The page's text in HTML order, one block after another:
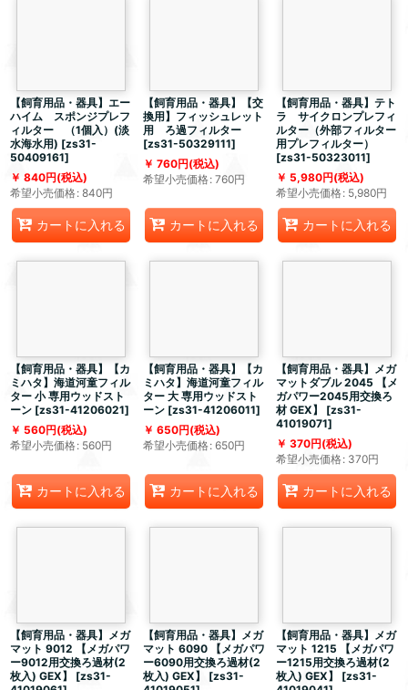
【飼育用品・器具】エー
ハイム スポンジプレフ
ィルター （1個入）(淡
水海水用) [zs31-
50409161]
840円(税込)
希望小売価格: 840円
カートに入れる
【飼育用品・器具】【交
換用】フィッシュレット
用 ろ過フィルター
[zs31-50329111]
760円(税込)
希望小売価格: 760円
カートに入れる
【飼育用品・器具】テト
ラ サイクロンプレフィ
ルター（外部フィルター
用プレフィルター）
[zs31-50323011]
5,980円(税込)
希望小売価格: 5,980円
カートに入れる
【飼育用品・器具】【カ
ミハタ】海道河童フィル
ター 小 専用ウッドスト
ーン [zs31-41206021]
560円(税込)
希望小売価格: 560円
カートに入れる
【飼育用品・器具】【カ
ミハタ】海道河童フィル
ター 大 専用ウッドスト
ーン [zs31-41206011]
650円(税込)
希望小売価格: 650円
カートに入れる
【飼育用品・器具】メガ
マットダブル 2045 【メ
ガパワー2045用交換ろ
材 GEX】
[zs31-
41019071]
370円(税込)
希望小売価格: 370円
カートに入れる
【飼育用品・器具】メガ
マット 9012 【メガパワ
ー9012用交換ろ過材(2
枚入) GEX】
[zs31-
【飼育用品・器具】メガ
マット 6090 【メガパワ
ー6090用交換ろ過材(2
枚入) GEX】
[zs31-
【飼育用品・器具】メガ
マット 1215 【メガパワ
ー1215用交換ろ過材(2
枚入) GEX】
[zs31-